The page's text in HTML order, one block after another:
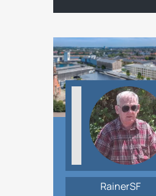
RainerSF